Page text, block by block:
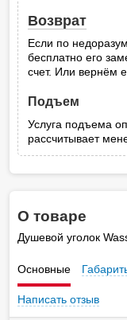
Возврат
Если по
бесплатно его
счет. Или вернём
Подъем
Услуга подъема
рассчитывает
О товаре
Душевой уголок
Основные
Написать отзыв